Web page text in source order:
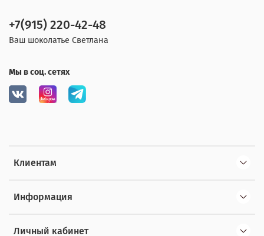
Клиентам
Информация
Личный кабинет
+7(915) 220-42-48
Ваш шоколатье Светлана
Мы в соц. сетях